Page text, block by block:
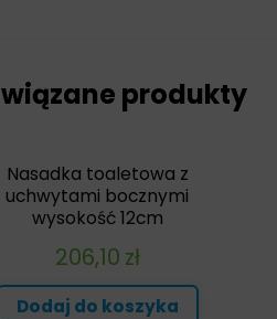
produkty
Nasadka toaletowa z
uchwytami bocznymi
wysokość 12cm
206,10 zł
Dodaj do koszyka